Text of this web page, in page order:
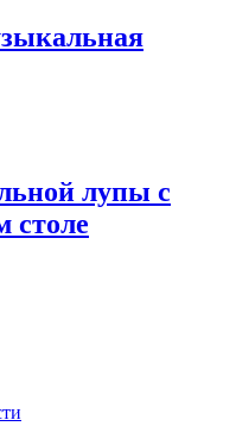
лупы с
столе